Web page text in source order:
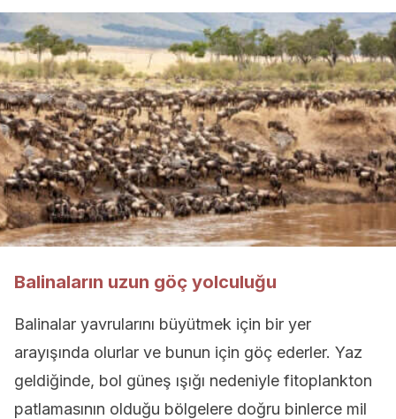
Balinaların uzun göç yolculuğu
Balinalar yavrularını büyütmek için bir yer
arayışında olurlar ve bunun için göç ederler. Yaz
geldiğinde, bol güneş ışığı nedeniyle fitoplankton
patlamasının olduğu bölgelere doğru binlerce mil